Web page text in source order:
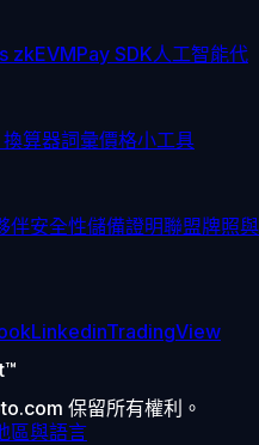
zkEVMPay SDK人工智能代
算器詞彙價格小工具
伴安全性儲備證明聯盟牌照與
LinkedinTradingView
保留所有權利。
區與語言